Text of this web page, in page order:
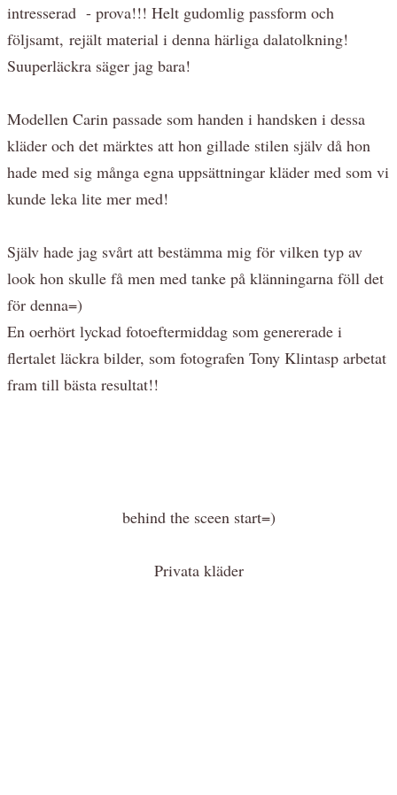
intresserad - prova!!! Helt gudomlig passform och
följsamt, rejält material i denna härliga dalatolkning!
Suuperläckra säger jag bara!
Modellen Carin passade som handen i handsken i dessa
kläder och det märktes att hon gillade stilen själv då hon
hade med sig många egna uppsättningar kläder med som vi
kunde leka lite mer med!
Själv hade jag svårt att bestämma mig för vilken typ av
look hon skulle få men med tanke på klänningarna föll det
för denna=)
En oerhört lyckad fotoeftermiddag som genererade i
flertalet läckra bilder, som fotografen Tony Klintasp arbetat
fram till bästa resultat!!
behind the sceen start=)
Privata kläder